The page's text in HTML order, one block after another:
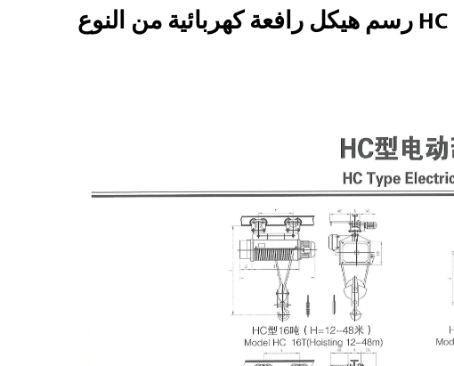
رسم هيكل رافعة كهربائية من النوع HC